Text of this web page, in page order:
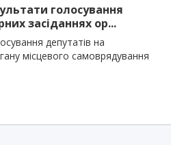
голосування
засіданнях ор...
депутатів на
місцевого самоврядування